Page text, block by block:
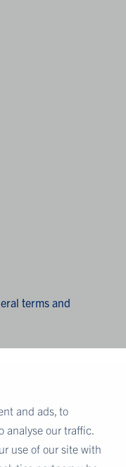
and ads, to
analyse our traffic.
use of our site with
terms and